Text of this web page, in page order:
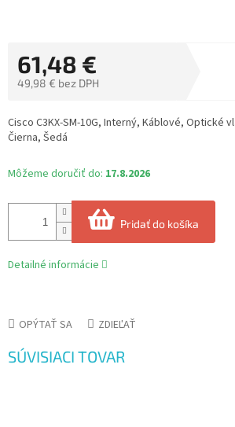
61,48 €
49,98 € bez DPH
cena:
Môžeme doručiť do: 17.8.2026
Pridať do košíka
Cisco C3KX-SM-10G, Interný, Káblové, Optické
Čierna, Šedá
Detailné informácie
OPÝTAŤ SA ZDIEĽAŤ
SÚVISIACI TOVAR